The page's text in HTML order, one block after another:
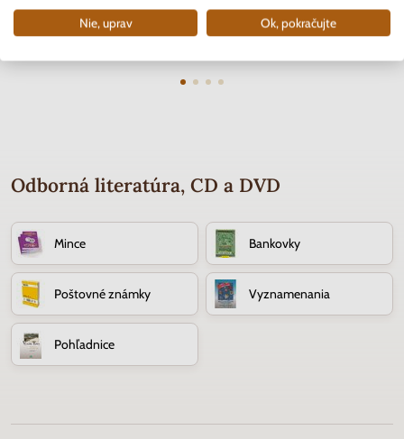
Skladom
3.70 €
Skladom 2 ks
0.40 €
Odborná literatúra, CD a DVD
Mince Bankovky
Poštovné známky Vyznamenania
Pohľadnice
Nie, uprav Ok, pokračujte